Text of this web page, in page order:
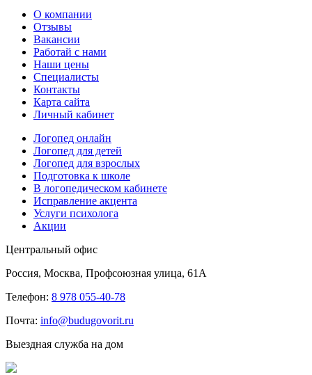
О компании
Отзывы
Вакансии
Работай с нами
Наши цены
Специалисты
Контакты
Карта сайта
Личный кабинет
Логопед онлайн
Логопед для детей
Логопед для взрослых
Подготовка к школе
В логопедическом кабинете
Исправление акцента
Услуги психолога
Акции
Центральный офис
Россия, Москва, Профсоюзная улица, 61А
Телефон: 8 978 055-40-78
Почта: info@budugovorit.ru
Выездная служба на дом